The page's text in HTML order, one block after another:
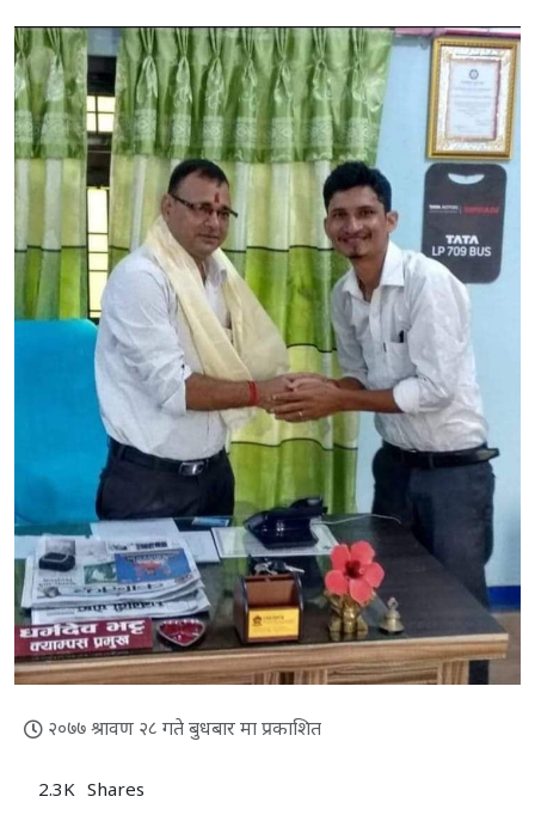
२०७७ श्रावण २८ गते बुधबार मा प्रकाशित
2.3K Shares